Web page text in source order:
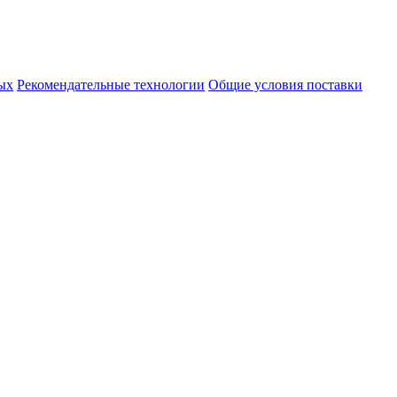
Рекомендательные технологии Общие условия поставки